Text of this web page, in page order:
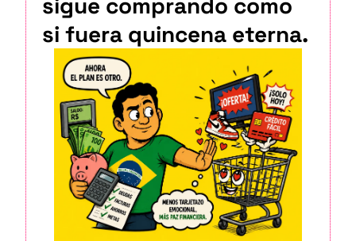
si fuera quincena eterna.